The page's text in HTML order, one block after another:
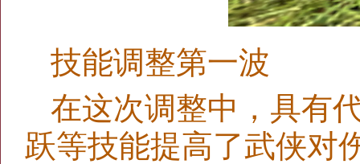
技能调整第一波
在这次调整中，具有
跃等技能提高了武侠对